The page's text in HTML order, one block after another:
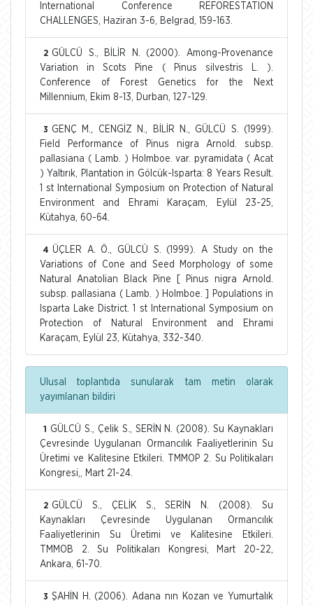
International Conference REFORESTATION
CHALLENGES, Haziran 3-6, Belgrad, 159-163.
2 GÜLCÜ S., BİLİR N. (2000). Among-Provenance
Variation in Scots Pine ( Pinus silvestris L. ).
Conference of Forest Genetics for the Next
Millennium, Ekim 8-13, Durban, 127-129.
3 GENÇ M., CENGİZ N., BİLİR N., GÜLCÜ S. (1999).
Field Performance of Pinus nigra Arnold. subsp.
pallasiana ( Lamb. ) Holmboe. var. pyramidata ( Acat
) Yaltırık, Plantation in Gölcük-Isparta: 8 Years Result.
1 st International Symposium on Protection of Natural
Environment and Ehrami Karaçam, Eylül 23-25,
Kütahya, 60-64.
4 ÜÇLER A. Ö., GÜLCÜ S. (1999). A Study on the
Variations of Cone and Seed Morphology of some
Natural Anatolian Black Pine [ Pinus nigra Arnold.
subsp. pallasiana ( Lamb. ) Holmboe. ] Populations in
Isparta Lake District. 1 st International Symposium on
Protection of Natural Environment and Ehrami
Karaçam, Eylül 23, Kütahya, 332-340.
Ulusal toplantıda sunularak tam metin olarak
yayımlanan bildiri
1
GÜLCÜ S., Çelik S., SERİN N. (2008). Su Kaynakları
Çevresinde Uygulanan Ormancılık Faaliyetlerinin Su
Üretimi ve Kalitesine Etkileri. TMMOP 2. Su Politikaları
Kongresi,, Mart 21-24.
2 GÜLCÜ S., ÇELİK S., SERİN N. (2008). Su
Kaynakları Çevresinde Uygulanan Ormancılık
Faaliyetlerinin Su Üretimi ve Kalitesine Etkileri.
TMMOB 2. Su Politikaları Kongresi, Mart 20-22,
Ankara, 61-70.
3 ŞAHİN H. (2006). Adana nın Kozan ve Yumurtalık